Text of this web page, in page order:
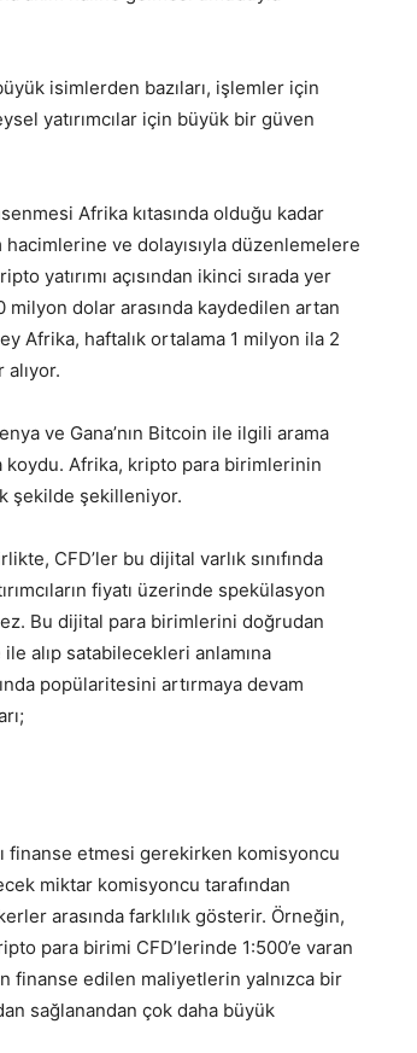
isimlerden bazıları, işlemler için
yatırımcılar için büyük bir güven
Afrika kıtasında olduğu kadar
hacimlerine ve dolayısıyla düzenlemelere
yatırımı açısından ikinci sırada yer
milyon dolar arasında kaydedilen artan
Afrika, haftalık ortalama 1 milyon ila 2
alıyor.
ve Gana’nın Bitcoin ile ilgili arama
koydu. Afrika, kripto para birimlerinin
şekilde şekilleniyor.
CFD’ler bu dijital varlık sınıfında
fiyatı üzerinde spekülasyon
Bu dijital para birimlerini doğrudan
alıp satabilecekleri anlamına
popülaritesini artırmaya devam
finanse etmesi gerekirken komisyoncu
miktar komisyoncu tarafından
arasında farklılık gösterir. Örneğin,
para birimi CFD’lerinde 1:500’e varan
finanse edilen maliyetlerin yalnızca bir
sağlanandan çok daha büyük